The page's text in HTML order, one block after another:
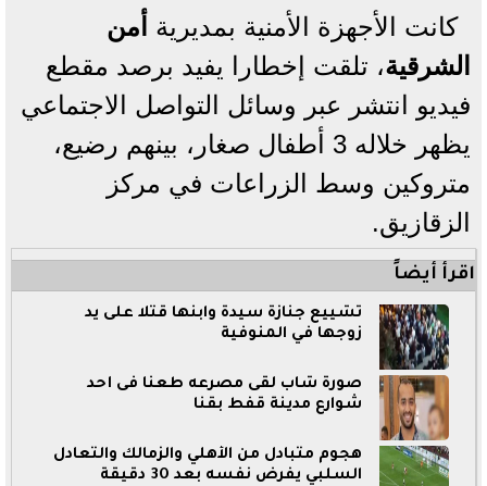
كانت الأجهزة الأمنية بمديرية أمن
الشرقية، تلقت إخطارا يفيد برصد مقطع
فيديو انتشر عبر وسائل التواصل الاجتماعي
يظهر خلاله 3 أطفال صغار، بينهم رضيع،
متروكين وسط الزراعات في مركز
الزقازيق.
اقرأ أيضاً
تشييع جنازة سيدة وابنها قتلا على يد
زوجها في المنوفية
صورة شاب لقى مصرعه طعنا فى أحد
شوارع مدينة قفط بقنا
هجوم متبادل من الأهلي والزمالك والتعادل
السلبي يفرض نفسه بعد 30 دقيقة